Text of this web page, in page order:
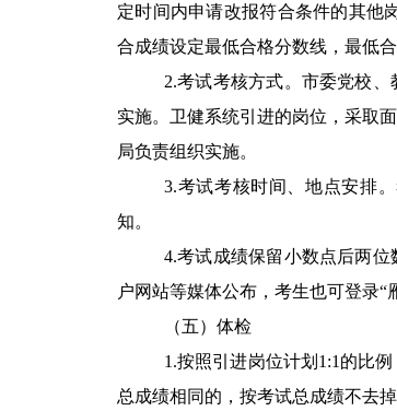
定时间内申请改报符合条件的其他
合成绩设定最低合格分数线，最低
2.考试考核方式。市委党校
实施。卫健系统引进的岗位，采取
局负责组织实施。
3.考试考核时间、地点安排
知。
4.考试成绩保留小数点后两
户网站等媒体公布，考生也可登录“
（五）体检
1.按照引进岗位计划 1:1 的比
总成绩相同的，按考试总成绩不去